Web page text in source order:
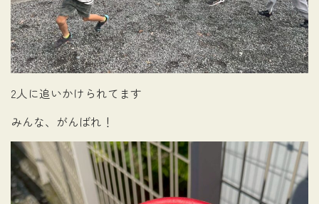
2人に追いかけられてます
みんな、がんばれ！